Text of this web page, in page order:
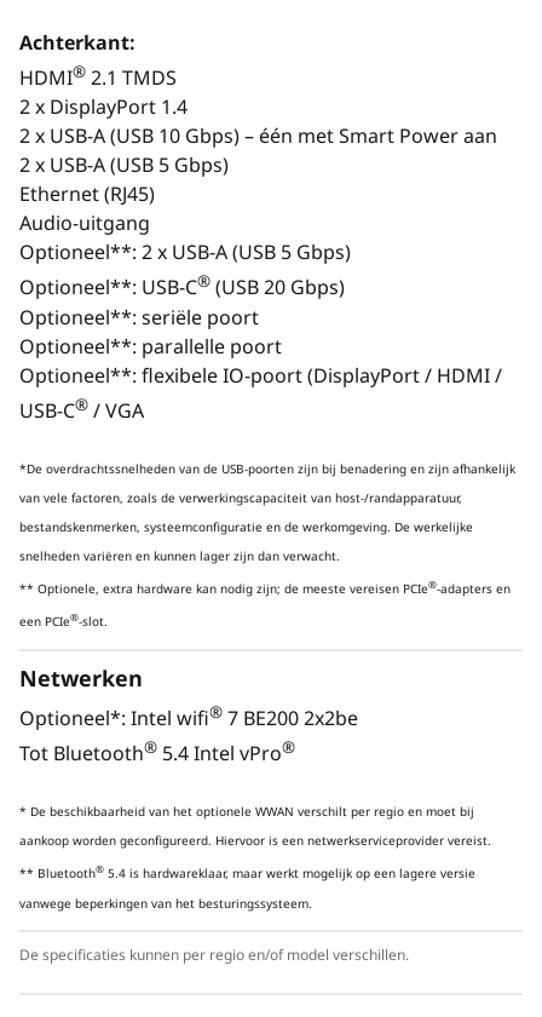
Verbeterde AI-
verwerkingsefficiëntie
Ervaar geavanceerde AI,
gegevensverwerking en multitasking
maximaal met Intel vPro®, die een
ingebouwde NPU bevatten en tot 36
TOPS leveren. Optimaliseer complexe
workflows met behoud van
betrouwbaarheid en efficiëntie.
KRACHTIGE GECOMBINEERDE AI-
VERSNELLING
Versnel uw
workflows met
geavanceerde AI
Verleg je creatieve grenzen met AI van de
Achterkant:
HDMI® 2.1 TMDS
2 x DisplayPort 1.4
2 x USB-A (USB 10 Gbps) – één met Smart Power aan
2 x USB-A (USB 5 Gbps)
Ethernet (RJ45)
Audio-uitgang
Optioneel**: 2 x USB-A (USB 5 Gbps)
Optioneel**: USB-C® (USB 20 Gbps)
Optioneel**: seriële poort
Optioneel**: parallelle poort
Optioneel**: flexibele IO-poort (DisplayPort / HDMI /
USB-C® / VGA
*De overdrachtssnelheden van de USB-poorten zijn bij benadering en zijn afhankelijk
van vele factoren, zoals de verwerkingscapaciteit van host-/randapparatuur,
bestandskenmerken, systeemconfiguratie en de werkomgeving. De werkelijke
snelheden variëren en kunnen lager zijn dan verwacht.
** Optionele, extra hardware kan nodig zijn; de meeste vereisen PCIe®-adapters en
een PCIe®-slot.
Netwerken
Optioneel*: Intel wifi® 7 BE200 2x2be
Tot Bluetooth® 5.4 Intel vPro®
* De beschikbaarheid van het optionele WWAN verschilt per regio en moet bij
aankoop worden geconfigureerd. Hiervoor is een netwerkserviceprovider vereist.
** Bluetooth® 5.4 is hardwareklaar, maar werkt mogelijk op een lagere versie
vanwege beperkingen van het besturingssysteem.
De specificaties kunnen per regio en/of model verschillen.